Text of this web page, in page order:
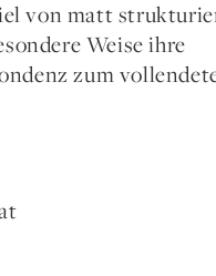
von matt
Weise ihre
zum